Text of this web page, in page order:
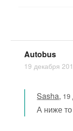
Autobus
19 декабря
Sasha, 19
А ниже то